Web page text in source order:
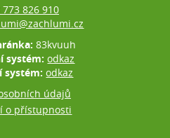
773 826 910
83kvuuh
systém:odkaz
systém:odkaz
údajů
o přístupnosti